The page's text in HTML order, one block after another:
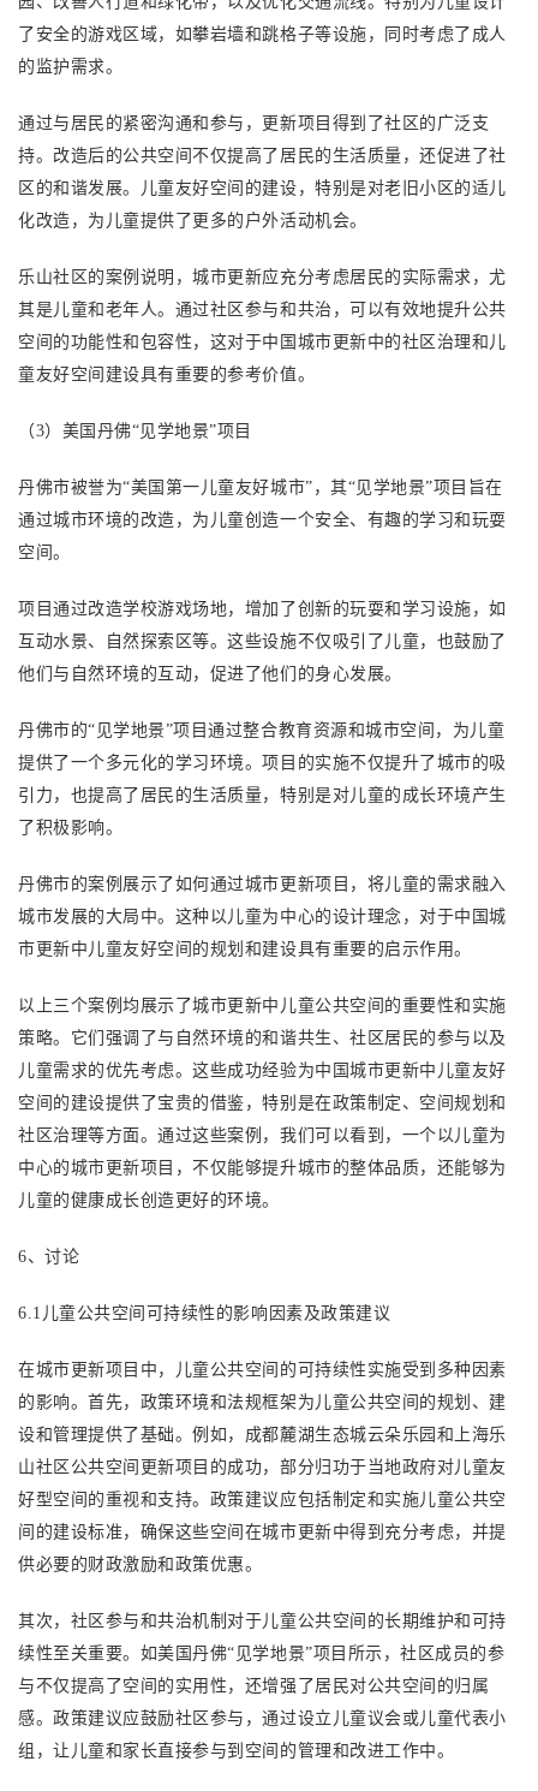
了安全的游戏区域，如攀岩墙和跳格子等设施，同时考虑了成人
的监护需求。
通过与居民的紧密沟通和参与，更新项目得到了社区的广泛支
持。改造后的公共空间不仅提高了居民的生活质量，还促进了社
区的和谐发展。儿童友好空间的建设，特别是对老旧小区的适儿
化改造，为儿童提供了更多的户外活动机会。
乐山社区的案例说明，城市更新应充分考虑居民的实际需求，尤
其是儿童和老年人。通过社区参与和共治，可以有效地提升公共
空间的功能性和包容性，这对于中国城市更新中的社区治理和儿
童友好空间建设具有重要的参考价值。
（3）美国丹佛“见学地景”项目
丹佛市被誉为“美国第一儿童友好城市”，其“见学地景”项目旨在
通过城市环境的改造，为儿童创造一个安全、有趣的学习和玩耍
空间。
项目通过改造学校游戏场地，增加了创新的玩耍和学习设施，如
互动水景、自然探索区等。这些设施不仅吸引了儿童，也鼓励了
他们与自然环境的互动，促进了他们的身心发展。
丹佛市的“见学地景”项目通过整合教育资源和城市空间，为儿童
提供了一个多元化的学习环境。项目的实施不仅提升了城市的吸
引力，也提高了居民的生活质量，特别是对儿童的成长环境产生
了积极影响。
丹佛市的案例展示了如何通过城市更新项目，将儿童的需求融入
城市发展的大局中。这种以儿童为中心的设计理念，对于中国城
市更新中儿童友好空间的规划和建设具有重要的启示作用。
以上三个案例均展示了城市更新中儿童公共空间的重要性和实施
策略。它们强调了与自然环境的和谐共生、社区居民的参与以及
儿童需求的优先考虑。这些成功经验为中国城市更新中儿童友好
空间的建设提供了宝贵的借鉴，特别是在政策制定、空间规划和
社区治理等方面。通过这些案例，我们可以看到，一个以儿童为
中心的城市更新项目，不仅能够提升城市的整体品质，还能够为
儿童的健康成长创造更好的环境。
6、讨论
6.1儿童公共空间可持续性的影响因素及政策建议
在城市更新项目中，儿童公共空间的可持续性实施受到多种因素
的影响。首先，政策环境和法规框架为儿童公共空间的规划、建
设和管理提供了基础。例如，成都麓湖生态城云朵乐园和上海乐
山社区公共空间更新项目的成功，部分归功于当地政府对儿童友
好型空间的重视和支持。政策建议应包括制定和实施儿童公共空
间的建设标准，确保这些空间在城市更新中得到充分考虑，并提
供必要的财政激励和政策优惠。
其次，社区参与和共治机制对于儿童公共空间的长期维护和可持
续性至关重要。如美国丹佛“见学地景”项目所示，社区成员的参
与不仅提高了空间的实用性，还增强了居民对公共空间的归属
感。政策建议应鼓励社区参与，通过设立儿童议会或儿童代表小
组，让儿童和家长直接参与到空间的管理和改进工作中。